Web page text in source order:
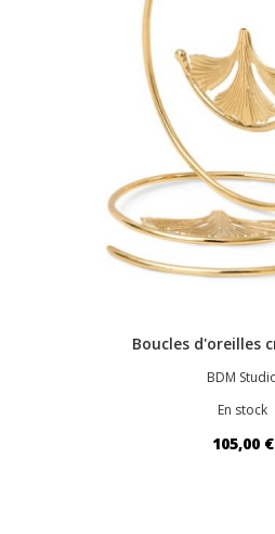
Boucles d'oreilles
BDM
En stock
105,00 €